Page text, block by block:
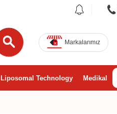
Markalarımız
Liposomal Technology Medikal